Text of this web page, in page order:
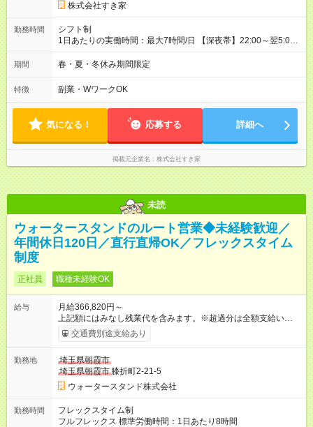
株式会社すき家
勤務時間
シフト制
1日あたりの実働時間：最大7時間/日 【深夜帯】22:00～翌5:00
週2日～・1日2h～OK◎ ※22:00から翌5:00までは18歳以上の方
のみ勤務可能です（18歳未満の深夜業務禁止のため） ★深夜で
す。 必ず、2名以上での勤務を行いますので、安心して働けま
す。
期間 春・夏・冬休み期間限定
特徴 副業・WワークOK
気になる！ 応募する 詳細へ
掲載元企業名 株式会社すき家
未読
ウォータースタンドのルート営業◆未経験歓迎／
年間休日120日／直行直帰OK／フレックスタイム
制度
正社員 職種未経験OK
給与
月給366,820円～
上記額にはみなし残業代を含みます。※超過分は全額支給いたし
ます。 みなし残業代 45,520円／月 みなし残業時間 20時間／月
【試用期間】試用期間あり 試用期間の長さ：3ヶ月 ※ 雇用形態
採用（契約社員） 給与：日給 16,000円以上
交通費別途支給あり
勤務地
埼玉県朝霞市
埼玉県朝霞市 膝折町2-21-5
ウォータースタンド株式会社
勤務時間
フレックスタイム制
フルフレックス 標準労働時間：1日あたり8時間